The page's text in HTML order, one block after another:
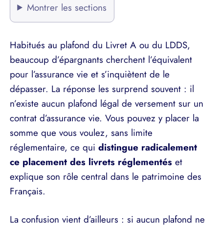
Montrer les sections
Habitués au plafond du Livret A ou du LDDS,
beaucoup d’épargnants cherchent l’équivalent
pour l’assurance vie et s’inquiètent de le
dépasser. La réponse les surprend souvent : il
n’existe aucun plafond légal de versement sur un
contrat d’assurance vie. Vous pouvez y placer la
somme que vous voulez, sans limite
réglementaire, ce qui distingue radicalement
ce placement des livrets réglementés et
explique son rôle central dans le patrimoine des
Français.
La confusion vient d’ailleurs : si aucun plafond ne